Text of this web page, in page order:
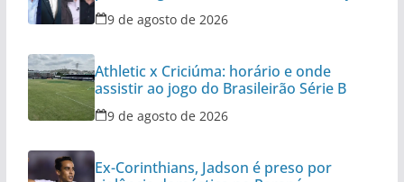
9 de agosto de 2026
Athletic x Criciúma: horário e onde
assistir ao jogo do Brasileirão Série B
9 de agosto de 2026
Ex-Corinthians, Jadson é preso por